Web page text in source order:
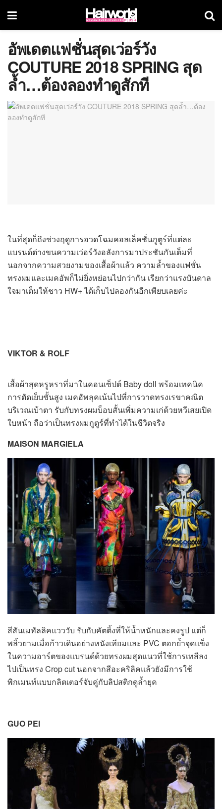
อัพเดตแฟชั่นสุดเว่อร์วัง
COUTURE 2018 SPRING สุด
ล้ำ…ต้องลองทำดูสักที
ในที่สุดก็ถึงช่วงฤดูการอวดโฉมคอลเล็คชั่นกูตูร์ที่แต่ละ
แบรนด์ต่างขนความเว่อร์วังอลังการมาประชันกันเต็มที่
นอกจากความสวยงามของเสื้อผ้าแล้ว ความล้ำของแฟชั่น
ทรงผมและเมคอัพก็ไม่ยิ่งหย่อนไปกว่ากัน เรียกว่าแรงบันดาล
ใจมาเต็มให้ชาว HW+ ได้เก็บไปลองกันอีกเพียบเลยค่ะ
VIKTOR & ROLF
เสื้อผ้าสุดหรูหราที่มาในคอนเซ็ปต์ Baby doll พร้อมเทคนิค
การตัดเย็บชั้นสูง เมคอัพลุคเน้นไปที่การวาดทรงเรขาคณิต
บริเวณเบ้าตา รับกับทรงผมบ็อบสั้นเพิ่มความเก่ด้วยหวีเสยเปิด
ใบหน้า ถือว่าเป็นทรงผมกูตูร์ที่ทำได้ในชีวิตจริง
MAISON MARGIELA
สีสันเมทัลลิคแวววับ รับกับคัตติ้งที่ให้น้ำหนักและคงรูป แต่ก็
พลิ้วยามเมื่อก้าวเดินอย่างหนังเทียมและ PVC ตอกย้ำจุดแข็ง
ในความอาร์ตของแบรนด์ด้วยทรงผมสุดแนวที่ใช้การเทสีลง
ไปเป็นทรง Crop cut นอกจากสีอะคริลิคแล้วยังมีการใช้
พิกเมนท์แบบกลิตเตอร์จับคู่กับลิปสติกดูล้ำยุค
GUO PEI